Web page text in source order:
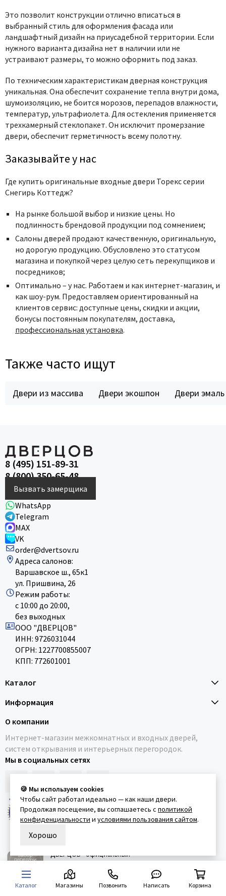
Это позволит конструкции отлично вписаться в
выбранный стиль для оформления фасада или
ландшафтный дизайн на приусадебной территории. Если
нужного варианта дизайна нет в наличии или не
устраивают размеры, то можно оформить под заказ.
По техническим характеристикам дверная конструкция
уникальная. Она обеспечит сохранение тепла внутри дома,
шумоизоляцию, не боится морозов, перепадов влажности,
температур, ультрафиолета. Для остекления применяется
трехкамерный стеклопакет. Он исключит промерзание
двери, обеспечит герметичность всему полотну.
Заказывайте у нас
Где купить оригинальные входные двери Торекс серии
Снегирь Коттедж?
На рынке большой выбор и низкие цены. Но
подлинность брендовой продукции под сомнением;
Салоны дверей продают качественную, оригинальную,
но дорогую продукцию. Обусловлено это статусом
магазина и покупкой через целую сеть перекупщиков и
посредников;
Оптимально – у нас. Работаем и как интернет-магазин, и
как шоу-рум. Предоставляем ориентированный на
клиентов сервис: доступные цены, скидки и акции,
бонусы постоянным покупателям, доставка,
профессиональная установка.
Также часто ищут
Двери из массива Двери экошпон Двери эмаль
8 (495) 151-89-31
8 (800) 350-65-48
Вызвать замерщика
WhatsApp
Telegram
MAX
VK
order@dvertsov.ru
Адреса салонов:
Варшавское ш., 65к1
ул. Пришвина, 26
Режим работы:
с 10:00 до 20:00,
без выходных
ООО "ДВЕРЦОВ"
ИНН: 9726031044
ОГРН: 1227700855007
КПП: 772601001
Каталог
Информация
О компании
Интернет-магазин межкомнатных и входных дверей,
систем открывания и интерьерных перегородок.
Мы в социальных сетях
ДВЕРЦОВ® является
зарегистрированным
товарным знаком
ДВЕРЦОВ® официальный
партнёр телепроекта
"Квартирный вопрос"
Каталог Магазины Позвонить Написать Корзина
🍪 Мы используем cookies
Чтобы сайт работал идеально — как наши двери.
Продолжая посещение, вы соглашаетесь с политикой
конфиденциальности и условиями пользования сайтом.
Хорошо